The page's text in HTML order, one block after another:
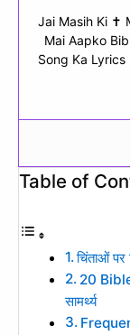
Jai Masih Ki ✝
Mai Aapko
Song Ka
Table of
चिंताओं पर
20
सामर्थ्य